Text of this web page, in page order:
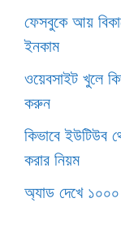
ফেসবুকে আয়
ইনকাম
ওয়েবসাইট খুলে
করুন
কিভাবে ইউটিউব
করার নিয়ম
অ্যাড দেখে ১০০০